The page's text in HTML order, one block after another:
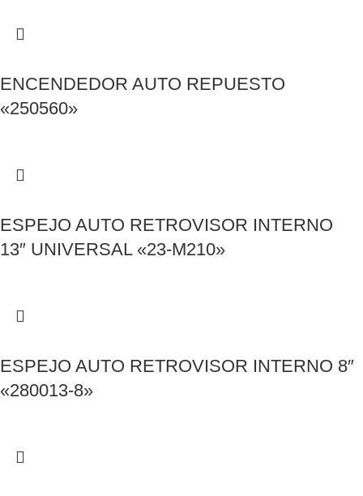
ENCENDEDOR AUTO REPUESTO
«250560»
ESPEJO AUTO RETROVISOR INTERNO
13″ UNIVERSAL «23-M210»
ESPEJO AUTO RETROVISOR INTERNO 8″
«280013-8»